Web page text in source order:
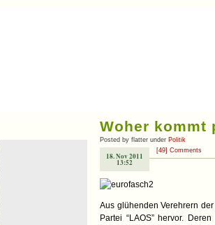
Woher kommt
Posted by flatter under Politik
[49] Comments
18. Nov 2011
13:52
Aus glühenden Verehrern
Partei “LAOS” hervor.